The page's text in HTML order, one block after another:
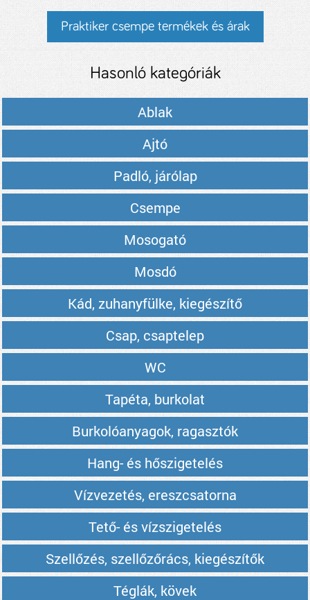
Praktiker csempe termékek és árak
Hasonló kategóriák
Ablak
Ajtó
Padló, járólap
Csempe
Mosogató
Mosdó
Kád, zuhanyfülke, kiegészítő
Csap, csaptelep
WC
Tapéta, burkolat
Burkolóanyagok, ragasztók
Hang- és hőszigetelés
Vízvezetés, ereszcsatorna
Tető- és vízszigetelés
Szellőzés, szellőzőrács, kiegészítők
Téglák, kövek